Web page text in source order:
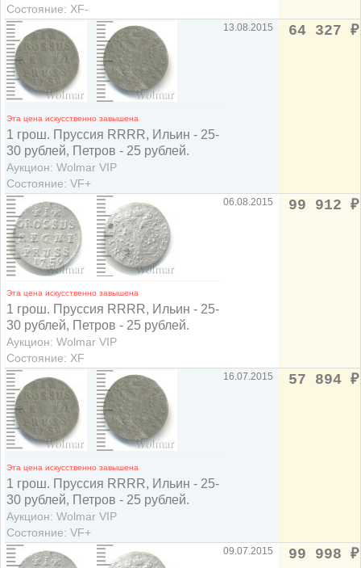
Состояние: XF-
Эта цена искусственно завышена
1 грош. Пруссия RRRR, Ильин - 25-
30 рублей, Петров - 25 рублей.
Аукцион: Wolmar VIP
Состояние: VF+
13.08.2015 64 327 ₽
Эта цена искусственно завышена
1 грош. Пруссия RRRR, Ильин - 25-
30 рублей, Петров - 25 рублей.
Аукцион: Wolmar VIP
Состояние: XF
06.08.2015 99 912 ₽
Эта цена искусственно завышена
1 грош. Пруссия RRRR, Ильин - 25-
30 рублей, Петров - 25 рублей.
Аукцион: Wolmar VIP
Состояние: VF+
16.07.2015 57 894 ₽
09.07.2015 99 998 ₽